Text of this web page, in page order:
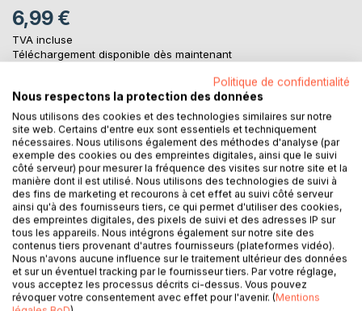
6,99 €
TVA incluse
Téléchargement disponible dès maintenant
AJOUTER AU PANIER
Ajouter à ma liste d'envies
Laisser un avis
DESCRIPTION
Politique de confidentialité
Nous respectons la protection des données
Nous utilisons des cookies et des technologies similaires sur notre
site web. Certains d'entre eux sont essentiels et techniquement
nécessaires. Nous utilisons également des méthodes d'analyse (par
exemple des cookies ou des empreintes digitales, ainsi que le suivi
côté serveur) pour mesurer la fréquence des visites sur notre site et la
manière dont il est utilisé. Nous utilisons des technologies de suivi à
des fins de marketing et recourons à cet effet au suivi côté serveur
ainsi qu'à des fournisseurs tiers, ce qui permet d'utiliser des cookies,
des empreintes digitales, des pixels de suivi et des adresses IP sur
tous les appareils. Nous intégrons également sur notre site des
contenus tiers provenant d'autres fournisseurs (plateformes vidéo).
Nous n'avons aucune influence sur le traitement ultérieur des données
et sur un éventuel tracking par le fournisseur tiers. Par votre réglage,
vous acceptez les processus décrits ci-dessus. Vous pouvez
révoquer votre consentement avec effet pour l'avenir. (Mentions